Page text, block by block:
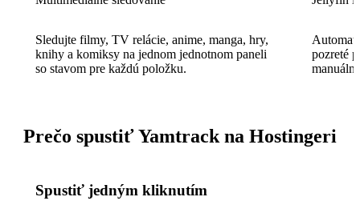
Sledujte filmy, TV relácie, anime, manga, hry,
knihy a komiksy na jednom jednotnom paneli
so stavom pre každú položku.
pozreté
Prečo spustiť Yamtrack na Hostingeri
Spustiť jedným kliknutím